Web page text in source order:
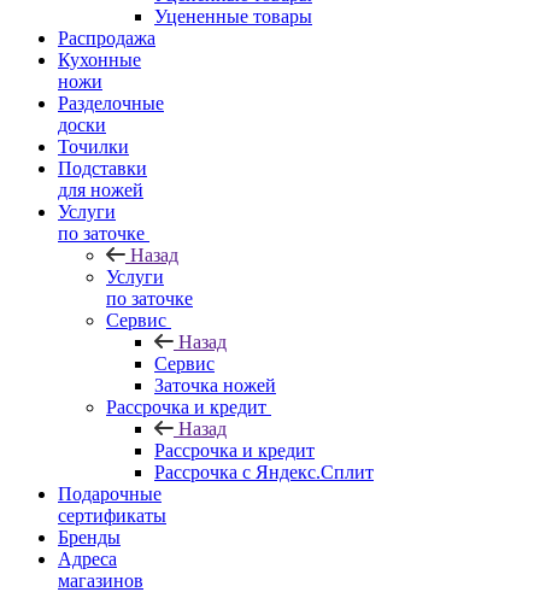
Уцененные товары
Распродажа
Кухонные
ножи
Разделочные
доски
Точилки
Подставки
для ножей
Услуги
по заточке
Назад
Услуги
по заточке
Сервис
Назад
Сервис
Заточка ножей
Рассрочка и кредит
Назад
Рассрочка и кредит
Рассрочка с Яндекс.Сплит
Подарочные
сертификаты
Бренды
Адреса
магазинов